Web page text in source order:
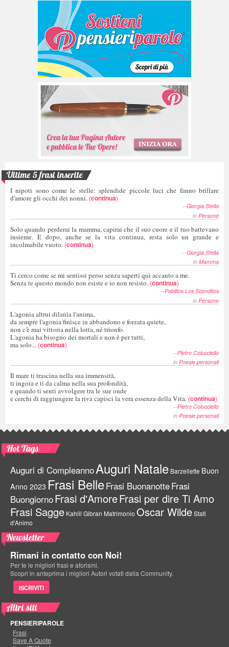
Ultime 5 frasi inserite
I nipoti sono come le stelle: splendide piccole luci che fanno brillare
d'amore gli occhi dei nonni. (continua)
--Giorgia Stella
in Persone
Solo quando perderai la mamma, capirai che il suo cuore e il tuo battevano
insieme. E dopo, anche se la vita continua, resta solo un grande e
incolmabile vuoto. (continua)
--Giorgia Stella
in Mamma
Ti cerco come se mi sentissi perso senza saperti qui accanto a me.
Senza te questo mondo non esiste e io non resisto. (continua)
--Pablitos Los Sconditos
in Persone
L'agonia altrui dilania l'anima,
da sempre l'agonia finisce in abbandono e forzata quiete,
non c'è mai vittoria nella lotta, né trionfo.
L'agonia ha bisogno dei mortali e non è per tutti,
ma solo... (continua)
--Pietro Colucciello
in Poesie personali
Il mare ti trascina nella sua immensità,
ti ingoia e ti da calma nella sua profondità,
e quando ti senti avvolgere tra le sue onde
e cerchi di raggiungere la riva capisci la vera essenza della Vita. (continua)
--Pietro Colucciello
in Poesie personali
Hot Tags
Auguri di CompleannoAuguri Natale Barzellette Buon
Anno 2023 Frasi BelleFrasi BuonanotteFrasi
BuongiornoFrasi d'AmoreFrasi per dire Ti Amo
Frasi Sagge Kahlil Gibran Matrimonio Oscar WildeStati
d'Animo
Newsletter
Rimani in contatto con Noi!
Per te le migliori frasi e aforismi.
Scopri in anteprima i migliori Autori votati dalla Community.
ISCRIVITI
Altri siti
PENSIERIPAROLE
Frasi
Save A Quote